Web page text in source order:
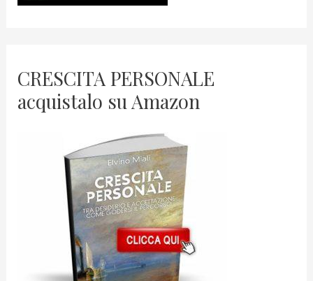
CRESCITA PERSONALE
acquistalo su Amazon